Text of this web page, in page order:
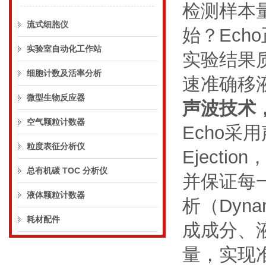
流式细胞仪
实验室自动化工作站
细胞计数及活率分析
微型生物反应器
空气颗粒计数器
粒度表征分析仪
总有机碳 TOC 分析仪
液体颗粒计数器
耗材配件
检测样本
始？
实验结果
速准确移
声波技术
Echo采
Ejection
并保证每
析（
成成分、
量，实现